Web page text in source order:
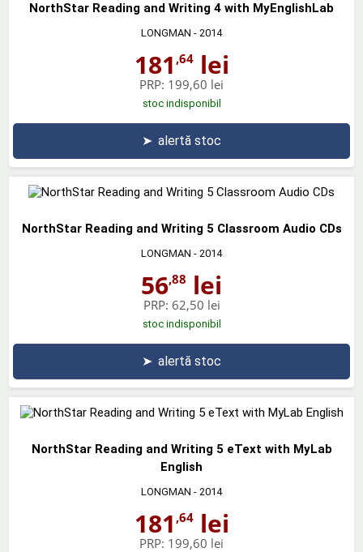
NorthStar Reading and Writing 4 with MyEnglishLab
LONGMAN - 2014
181 ,64lei
PRP: 199,60 lei
stoc indisponibil
➤ alertă stoc
NorthStar Reading and Writing 5 Classroom Audio CDs
LONGMAN - 2014
56,88 lei
PRP: 62,50 lei
stoc indisponibil
➤ alertă stoc
NorthStar Reading and Writing 5 eText with MyLab
English
LONGMAN - 2014
181 ,64lei
PRP: 199,60 lei